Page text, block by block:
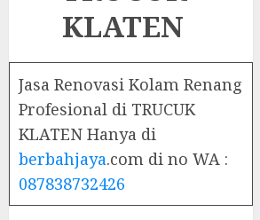
KLATEN
Jasa Renovasi Kolam Renang
Profesional di TRUCUK
KLATEN Hanya di
berbahjaya.com di no WA :
087838732426